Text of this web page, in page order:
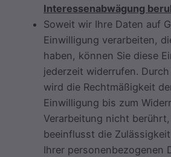
Interessenabwägung
Soweit wir Ihre Daten auf
Einwilligung verarbeiten,
haben, können Sie diese
jederzeit widerrufen.
wird die Rechtmäßigkeit
Einwilligung bis zum
Verarbeitung nicht
beeinflusst die
Ihrer personenbezogenen